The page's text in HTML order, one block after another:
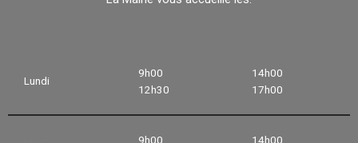
Lundi
9h00
12h30
14h00
17h00
9h00
14h00